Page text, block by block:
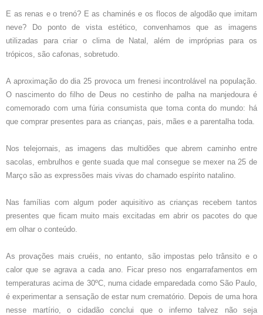
E as renas e o trenó? E as chaminés e os flocos de algodão que imitam
neve? Do ponto de vista estético, convenhamos que as imagens
utilizadas para criar o clima de Natal, além de impróprias para os
trópicos, são cafonas, sobretudo.
A aproximação do dia 25 provoca um frenesi incontrolável na população.
O nascimento do filho de Deus no cestinho de palha na manjedoura é
comemorado com uma fúria consumista que toma conta do mundo: há
que comprar presentes para as crianças, pais, mães e a parentalha toda.
Nos telejornais, as imagens das multidões que abrem caminho entre
sacolas, embrulhos e gente suada que mal consegue se mexer na 25 de
Março são as expressões mais vivas do chamado espírito natalino.
Nas famílias com algum poder aquisitivo as crianças recebem tantos
presentes que ficam muito mais excitadas em abrir os pacotes do que
em olhar o conteúdo.
As provações mais cruéis, no entanto, são impostas pelo trânsito e o
calor que se agrava a cada ano. Ficar preso nos engarrafamentos em
temperaturas acima de 30ºC, numa cidade emparedada como São Paulo,
é experimentar a sensação de estar num crematório. Depois de uma hora
nesse martírio, o cidadão conclui que o inferno talvez não seja